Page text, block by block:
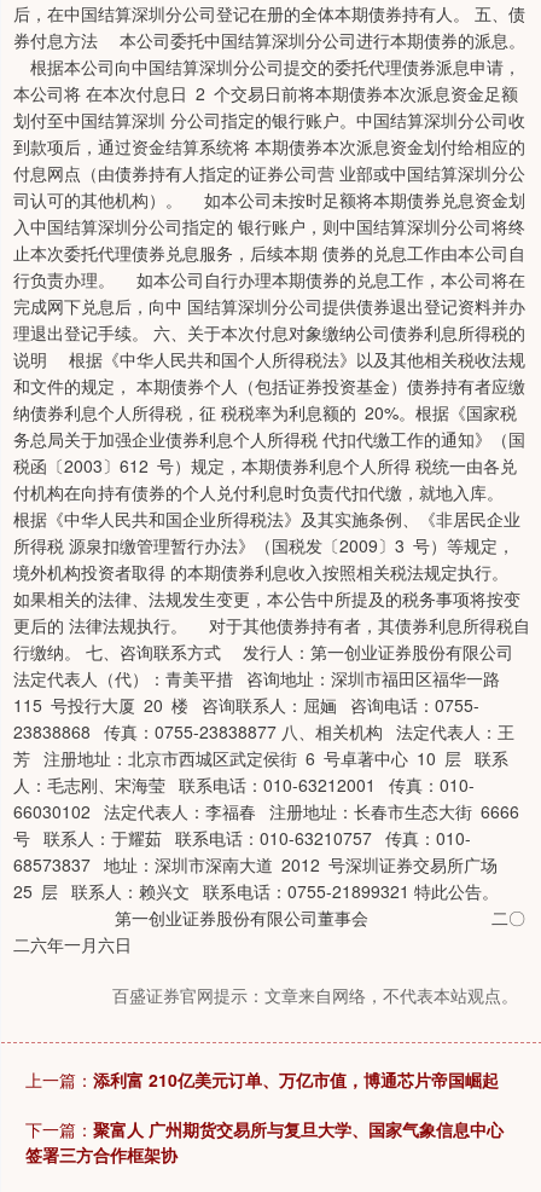
后，在中国结算深圳分公司登记在册的全体本期债券持有人。 五、债
券付息方法 本公司委托中国结算深圳分公司进行本期债券的派息。
根据本公司向中国结算深圳分公司提交的委托代理债券派息申请，
本公司将 在本次付息日 2 个交易日前将本期债券本次派息资金足额
划付至中国结算深圳 分公司指定的银行账户。中国结算深圳分公司收
到款项后，通过资金结算系统将 本期债券本次派息资金划付给相应的
付息网点（由债券持有人指定的证券公司营 业部或中国结算深圳分公
司认可的其他机构）。 如本公司未按时足额将本期债券兑息资金划
入中国结算深圳分公司指定的 银行账户，则中国结算深圳分公司将终
止本次委托代理债券兑息服务，后续本期 债券的兑息工作由本公司自
行负责办理。 如本公司自行办理本期债券的兑息工作，本公司将在
完成网下兑息后，向中 国结算深圳分公司提供债券退出登记资料并办
理退出登记手续。 六、关于本次付息对象缴纳公司债券利息所得税的
说明 根据《中华人民共和国个人所得税法》以及其他相关税收法规
和文件的规定， 本期债券个人（包括证券投资基金）债券持有者应缴
纳债券利息个人所得税，征 税税率为利息额的 20%。根据《国家税
务总局关于加强企业债券利息个人所得税 代扣代缴工作的通知》（国
税函〔2003〕612 号）规定，本期债券利息个人所得 税统一由各兑
付机构在向持有债券的个人兑付利息时负责代扣代缴，就地入库。
根据《中华人民共和国企业所得税法》及其实施条例、《非居民企业
所得税 源泉扣缴管理暂行办法》（国税发〔2009〕3 号）等规定，
境外机构投资者取得 的本期债券利息收入按照相关税法规定执行。
如果相关的法律、法规发生变更，本公告中所提及的税务事项将按变
更后的 法律法规执行。 对于其他债券持有者，其债券利息所得税自
行缴纳。 七、咨询联系方式 发行人：第一创业证券股份有限公司
法定代表人（代）：青美平措 咨询地址：深圳市福田区福华一路
115 号投行大厦 20 楼 咨询联系人：屈婳 咨询电话：0755-
23838868 传真：0755-23838877 八、相关机构 法定代表人：王
芳 注册地址：北京市西城区武定侯街 6 号卓著中心 10 层 联系
人：毛志刚、宋海莹 联系电话：010-63212001 传真：010-
66030102 法定代表人：李福春 注册地址：长春市生态大街 6666
号 联系人：于耀茹 联系电话：010-63210757 传真：010-
68573837 地址：深圳市深南大道 2012 号深圳证券交易所广场
25 层 联系人：赖兴文 联系电话：0755-21899321 特此公告。
第一创业证券股份有限公司董事会 二〇
二六年一月六日
百盛证券官网提示：文章来自网络，不代表本站观点。
上一篇： 添利富 210亿美元订单、万亿市值，博通芯片帝国崛起
下一篇： 聚富人 广州期货交易所与复旦大学、国家气象信息中心
签署三方合作框架协